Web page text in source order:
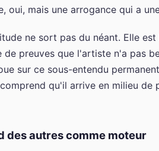
oui, mais une arrogance qui a
ne sort pas du néant. Elle
de preuves que l'artiste n'a pas
sur ce sous-entendu
qu'il arrive en milieu
des autres comme moteur